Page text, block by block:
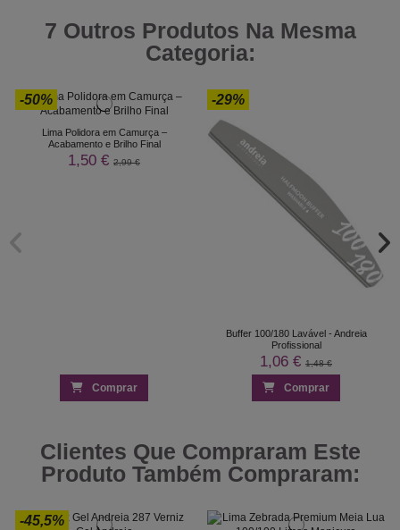
7 Outros Produtos Na Mesma
Categoria:
-50%
Lima Polidora em Camurça –
Acabamento e Brilho Final
1,50 € 2,99 €
Comprar
-29%
Buffer 100/180 Lavável - Andreia
Profissional
1,06 € 1,48 €
Comprar
Clientes Que Compraram Este
Produto Também Compraram:
-45,5%